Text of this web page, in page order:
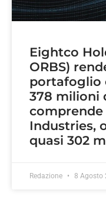
Eightco
ORBS)
portafoglio
378 milioni
comprende
Industries,
quasi 302
Redazione 8 Agosto